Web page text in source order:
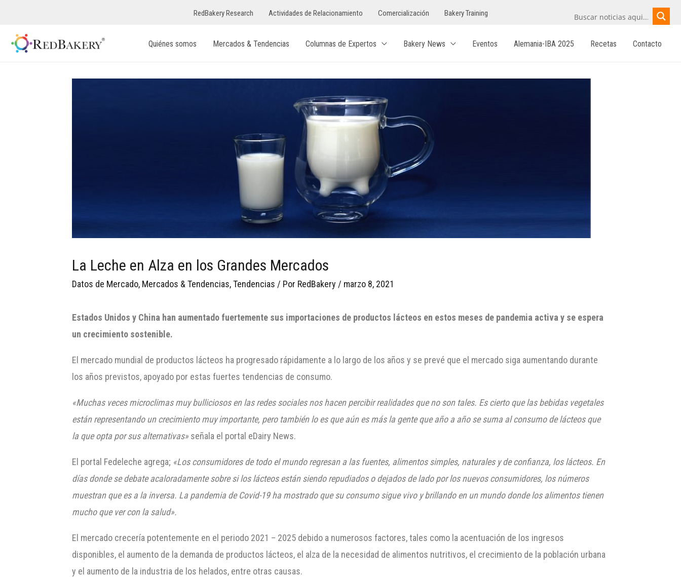
RedBakery Research Actividades de Relacionamiento Comercialización Bakery Training
Quiénes somos Mercados & Tendencias Columnas de Expertos Bakery News Eventos Alemania-IBA 2025 Recetas Contacto
La Leche en Alza en los Grandes Mercados
Datos de Mercado, Mercados & Tendencias,Tendencias / Por RedBakery / marzo 8, 2021
Estados Unidos y China han aumentado fuertemente sus importaciones de productos lácteos en estos meses de pandemia activa y se espera
un crecimiento sostenible.
El mercado mundial de productos lácteos ha progresado rápidamente a lo largo de los años y se prevé que el mercado siga aumentando durante
los años previstos, apoyado por estas fuertes tendencias de consumo.
«Muchas veces microclimas muy bulliciosos en las redes sociales nos hacen percibir realidades que no son tales. Es cierto que las bebidas vegetales
están representando un crecimiento muy importante, pero también lo es que aún es más la gente que año a año se suma al consumo de lácteos que
la que opta por sus alternativas» señala el portal eDairy News.
El portal Fedeleche agrega; «Los consumidores de todo el mundo regresan a las fuentes, alimentos simples, naturales y de confianza, los lácteos. En
días donde se debate acaloradamente sobre si los lácteos están siendo repudiados o dejados de lado por los nuevos consumidores, los números
muestran que es a la inversa. La pandemia de Covid-19 ha mostrado que su consumo sigue vivo y brillando en un mundo donde los alimentos tienen
mucho que ver con la salud».
El mercado crecería potentemente en el periodo 2021 – 2025 debido a numerosos factores, tales como la acentuación de los ingresos
disponibles, el aumento de la demanda de productos lácteos, el alza de la necesidad de alimentos nutritivos, el crecimiento de la población urbana
y el aumento de la industria de los helados, entre otras causas.